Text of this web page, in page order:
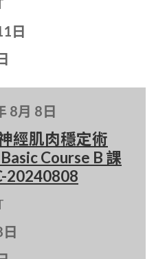
日
8月 8日
經肌肉穩定術
Course B 課
20240808